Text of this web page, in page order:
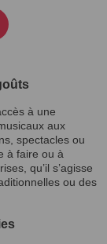
à une
aux
spectacles ou
à faire ou à
qu’il s’agisse
ou des